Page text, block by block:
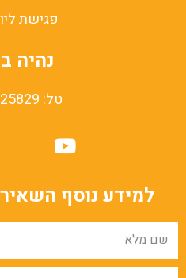
פגישת
נהיה
טל: 052-2225829
למידע נוסף